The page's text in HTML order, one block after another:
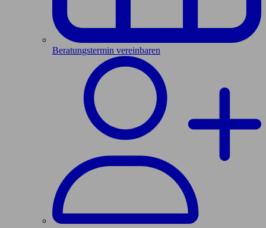
Beratungstermin vereinbaren